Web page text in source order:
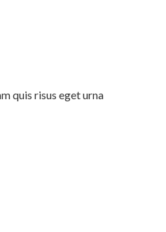
quis risus eget urna